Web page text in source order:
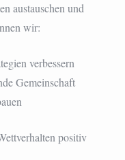
austauschen und
wir:
verbessern
Gemeinschaft
positiv